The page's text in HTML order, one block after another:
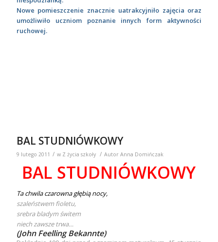
Nowe pomieszczenie znacznie uatrakcyjniło zajęcia oraz
umożliwiło uczniom poznanie innych form aktywności
ruchowej.
BAL STUDNIÓWKOWY
9 lutego 2011 / w Z życia szkoły / Autor Anna Domińczak
BAL STUDNIÓWKOWY
Ta chwila czarowna głębią nocy,
szaleństwem fioletu,
srebra bladym świtem
niech zawsze trwa…
(John Feelling Bekannte)